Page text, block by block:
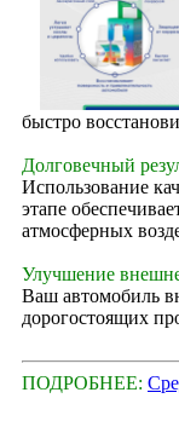
быстро
Долговечный
Использование
этапе
атмосферных
Улучшение
Ваш автомобиль
дорогостоящих
ПОДРОБНЕЕ: